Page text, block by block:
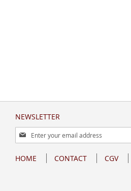
NEWSLETTER
Sign
Up
Our
HOME CONTACT CGV